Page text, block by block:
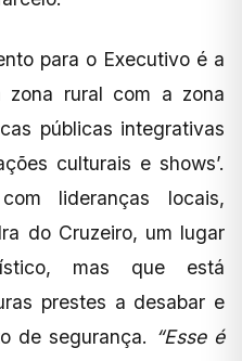
para o Executivo é a
zona rural com a zona
públicas integrativas
culturais e shows’.
lideranças locais,
do Cruzeiro, um lugar
mas que está
prestes a desabar e
de segurança. “Esse é